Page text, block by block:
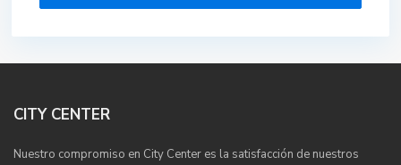
CITY CENTER
Nuestro compromiso en City Center es la satisfacción de nuestros